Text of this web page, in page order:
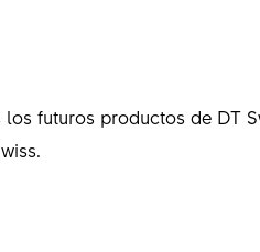
futuros productos de DT